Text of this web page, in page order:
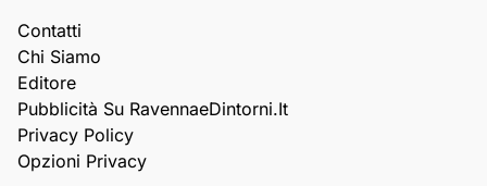
Contatti
Chi Siamo
Editore
Pubblicità Su RavennaeDintorni.it
Privacy Policy
Opzioni Privacy